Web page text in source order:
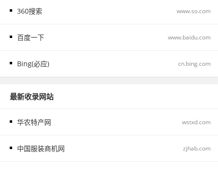
360搜索 www.so.com
百度一下 www.baidu.com
Bing(必应) cn.bing.com
最新收录网站
华农特产网 wstxd.com
中国服装商机网 zjhab.com